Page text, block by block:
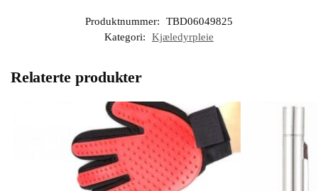
Produktnummer:
TBD06049825
Kategori:
Kjæledyrpleie
Relaterte produkter